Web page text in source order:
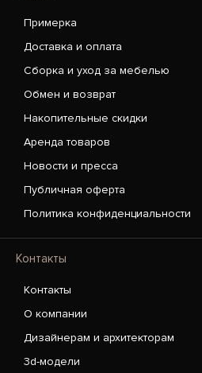
Примерка
Доставка и оплата
Сборка и уход за мебелью
Обмен и возврат
Накопительные скидки
Аренда товаров
Новости и пресса
Публичная оферта
Политика конфиденциальности
Контакты
Контакты
О компании
Дизайнерам и архитекторам
3d-модели